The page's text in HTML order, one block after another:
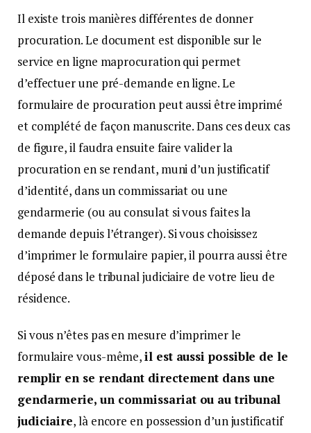
Il existe trois manières différentes de donner
procuration. Le document est disponible sur le
service en ligne maprocuration qui permet
d’effectuer une pré-demande en ligne. Le
formulaire de procuration peut aussi être imprimé
et complété de façon manuscrite. Dans ces deux cas
de figure, il faudra ensuite faire valider la
procuration en se rendant, muni d’un justificatif
d’identité, dans un commissariat ou une
gendarmerie (ou au consulat si vous faites la
demande depuis l’étranger). Si vous choisissez
d’imprimer le formulaire papier, il pourra aussi être
déposé dans le tribunal judiciaire de votre lieu de
résidence.
Si vous n’êtes pas en mesure d’imprimer le
formulaire vous-même,il est aussi possible de le
remplir en se rendant directement dans une
gendarmerie, un commissariat ou au tribunal
judiciaire, là encore en possession d’un justificatif